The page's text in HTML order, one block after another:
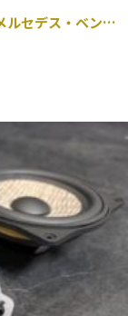
メルセデス・ベンツ GLC 253 持ち込み グリル交換